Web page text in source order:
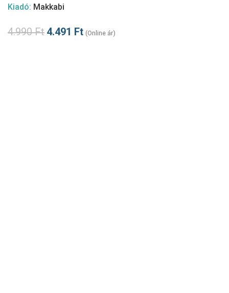
Kiadó: Makkabi
4.990Ft 4.491 Ft (Online ár)